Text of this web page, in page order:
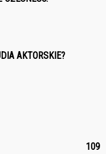
AKTORSKIE?
109